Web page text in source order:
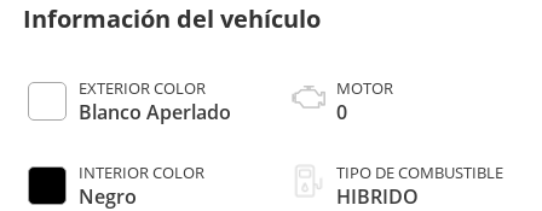
Información del vehículo
EXTERIOR COLOR
Blanco Aperlado
INTERIOR COLOR
Negro
MOTOR
0
TIPO DE COMBUSTIBLE
HIBRIDO